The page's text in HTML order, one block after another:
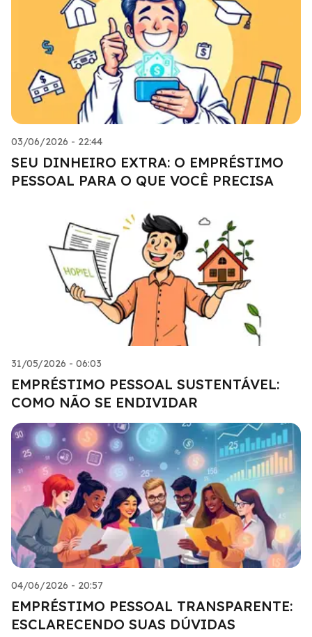
03/06/2026 - 22:44
SEU DINHEIRO EXTRA: O EMPRÉSTIMO
PESSOAL PARA O QUE VOCÊ PRECISA
31/05/2026 - 06:03
EMPRÉSTIMO PESSOAL SUSTENTÁVEL:
COMO NÃO SE ENDIVIDAR
04/06/2026 - 20:57
EMPRÉSTIMO PESSOAL TRANSPARENTE:
ESCLARECENDO SUAS DÚVIDAS